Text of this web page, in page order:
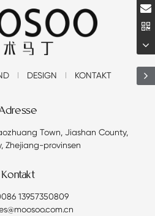
DESIGN KONTAKT
Town, Jiashan County,
Zhejiang-provinsen
Kontakt
13957350809